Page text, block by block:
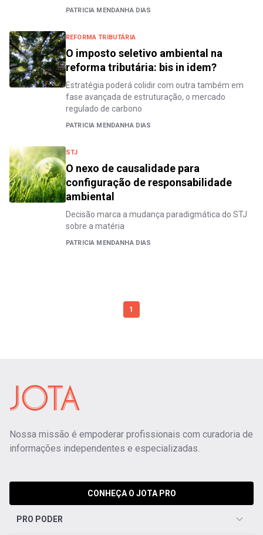
PATRICIA MENDANHA DIAS
REFORMA TRIBUTÁRIA
O imposto seletivo ambiental na
reforma tributária: bis in idem?
Estratégia poderá colidir com outra também em
fase avançada de estruturação, o mercado
regulado de carbono
PATRICIA MENDANHA DIAS
STJ
O nexo de causalidade para
configuração de responsabilidade
ambiental
Decisão marca a mudança paradigmática do STJ
sobre a matéria
PATRICIA MENDANHA DIAS
1
Nossa missão é empoderar profissionais com curadoria de
informações independentes e especializadas.
CONHEÇA O JOTA PRO
PRO PODER